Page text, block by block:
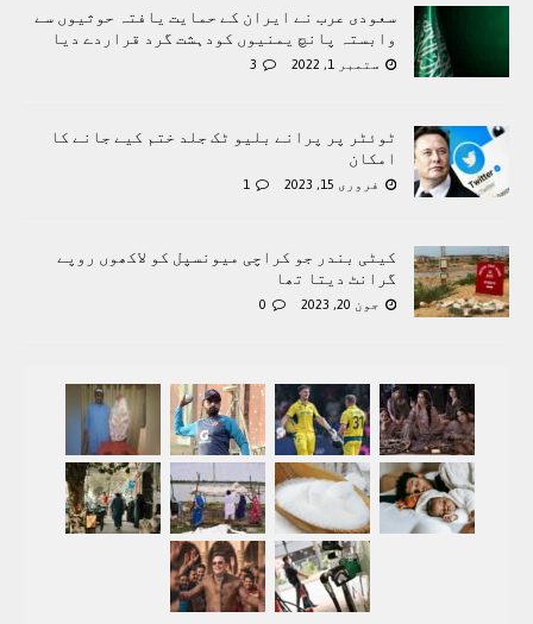
سعودی عرب نے ایران کے حمایت یافتہ حوثیوں سے
وابستہ پانچ یمنیوں کودہشت گرد قراردے دیا
ستمبر 1, 2022 3
ٹوئٹر پر پرانے بلیو ٹک جلد ختم کیے جانے کا
امکان
فروری 15, 2023 1
کیٹی بندر جو کراچی میونسپل کو لاکھوں روپے
گرانٹ دیتا تھا
جون 20, 2023 0